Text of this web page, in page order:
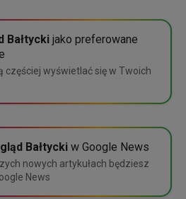
Wybierz
675 zł
porównanie
Bałtycki jako preferowane
częściej wyświetlać się w Twoich
Bałtycki w Google News
nowych artykułach będziesz
News